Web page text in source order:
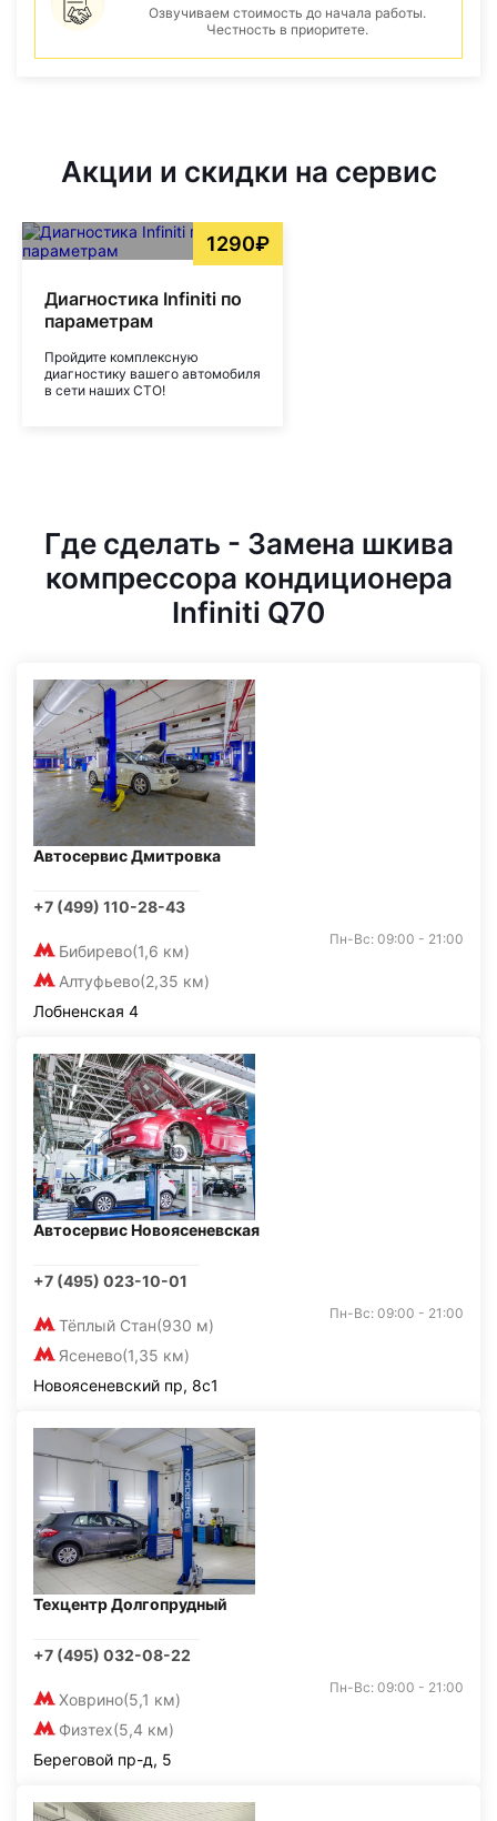
Озвучиваем стоимость до начала работы.
Честность в приоритете.
Акции и скидки на сервис
1290₽
Диагностика Infiniti по
параметрам
Пройдите комплексную
диагностику вашего автомобиля
в сети наших СТО!
Где сделать - Замена шкива
компрессора кондиционера
Infiniti Q70
Автосервис Дмитровка
+7 (499) 110-28-43
Бибирево(1,6 км)
Алтуфьево(2,35 км)
Пн-Вс: 09:00 - 21:00
Лобненская 4
Автосервис Новоясеневская
+7 (495) 023-10-01
Тёплый Стан(930 м)
Ясенево(1,35 км)
Пн-Вс: 09:00 - 21:00
Новоясеневский пр, 8с1
Техцентр Долгопрудный
+7 (495) 032-08-22
Ховрино(5,1 км)
Физтех(5,4 км)
Пн-Вс: 09:00 - 21:00
Береговой пр-д, 5